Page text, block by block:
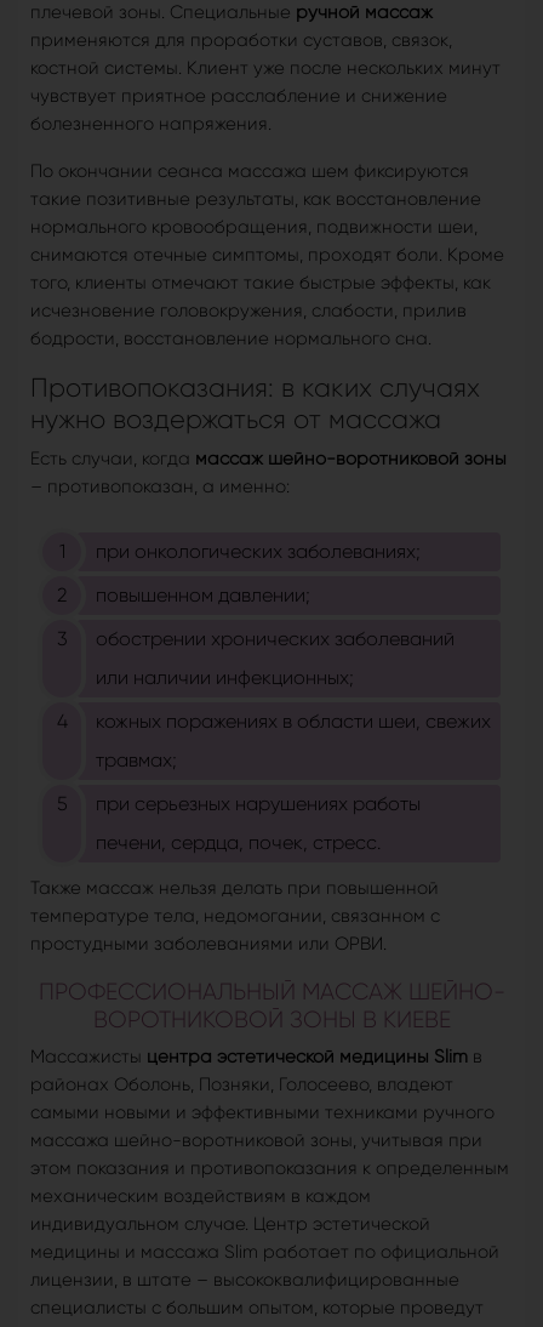
плечевой зоны. Специальные ручной массаж
применяются для проработки суставов, связок,
костной системы. Клиент уже после нескольких минут
чувствует приятное расслабление и снижение
болезненного напряжения.
По окончании сеанса массажа шем фиксируются
такие позитивные результаты, как восстановление
нормального кровообращения, подвижности шеи,
снимаются отечные симптомы, проходят боли. Кроме
того, клиенты отмечают такие быстрые эффекты, как
исчезновение головокружения, слабости, прилив
бодрости, восстановление нормального сна.
Противопоказания: в каких случаях
нужно воздержаться от массажа
Есть случаи, когда массаж шейно-воротниковой зоны
– противопоказан, а именно:
при онкологических заболеваниях;
повышенном давлении;
обострении хронических заболеваний
или наличии инфекционных;
кожных поражениях в области шеи, свежих
травмах;
при серьезных нарушениях работы
печени, сердца, почек, стресс.
Также массаж нельзя делать при повышенной
температуре тела, недомогании, связанном с
простудными заболеваниями или ОРВИ.
ПРОФЕССИОНАЛЬНЫЙ МАССАЖ ШЕЙНО-
ВОРОТНИКОВОЙ ЗОНЫ В КИЕВЕ
Массажисты центра эстетической медицины Slim в
районах Оболонь, Позняки, Голосеево, владеют
самыми новыми и эффективными техниками ручного
массажа шейно-воротниковой зоны, учитывая при
этом показания и противопоказания к определенным
механическим воздействиям в каждом
индивидуальном случае. Центр эстетической
медицины и массажа Slim работает по официальной
лицензии, в штате – высококвалифицированные
специалисты с большим опытом, которые проведут